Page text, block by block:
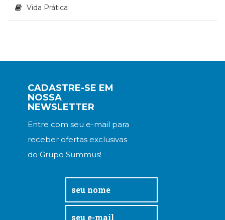
Vida Prática
CADASTRE-SE EM
NOSSA
NEWSLETTER
Entre com seu e-mail para
receber ofertas exclusivas
do Grupo Summus!